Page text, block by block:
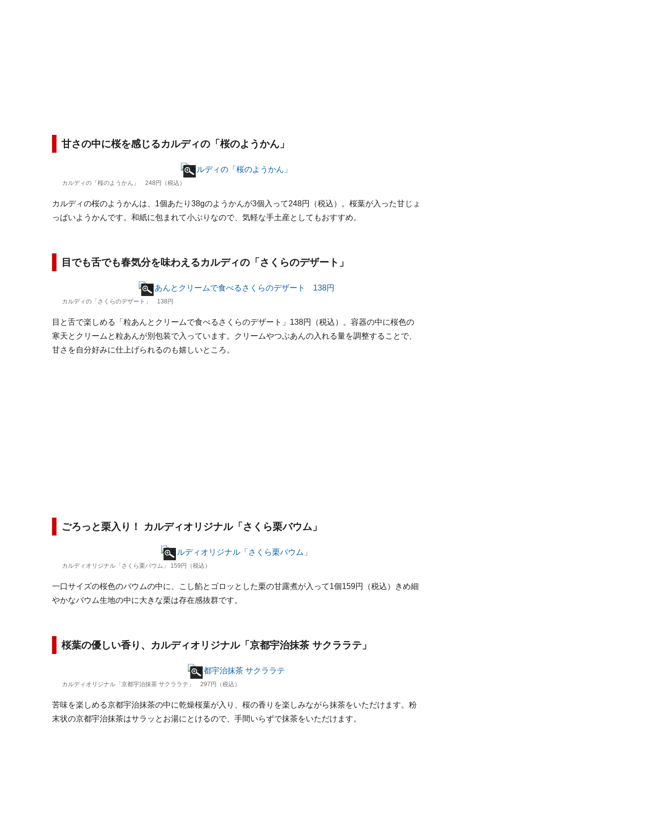
甘さの中に桜を感じるカルディの「桜のようかん」
カルディの「桜のようかん」 248円（税込）
カルディの桜のようかんは、1個あたり38gのようかんが3個入って248円（税込）。桜葉が入った甘じょ
っぱいようかんです。和紙に包まれて小ぶりなので、気軽な手土産としてもおすすめ。
目でも舌でも春気分を味わえるカルディの「さくらのデザート」
カルディの「さくらのデザート」 138円
目と舌で楽しめる「粒あんとクリームで食べるさくらのデザート」138円（税込）。容器の中に桜色の
寒天とクリームと粒あんが別包装で入っています。クリームやつぶあんの入れる量を調整することで、
甘さを自分好みに仕上げられるのも嬉しいところ。
ごろっと栗入り！ カルディオリジナル「さくら栗バウム」
カルディオリジナル「さくら栗バウム」 159円（税込）
一口サイズの桜色のバウムの中に、こし餡とゴロッとした栗の甘露煮が入って1個159円（税込）きめ細
やかなバウム生地の中に大きな栗は存在感抜群です。
桜葉の優しい香り、カルディオリジナル「京都宇治抹茶 サクララテ」
カルディオリジナル「京都宇治抹茶 サクララテ」 297円（税込）
苦味を楽しめる京都宇治抹茶の中に乾燥桜葉が入り、桜の香りを楽しみながら抹茶をいただけます。粉
末状の京都宇治抹茶はサラッとお湯にとけるので、手間いらずで抹茶をいただけます。